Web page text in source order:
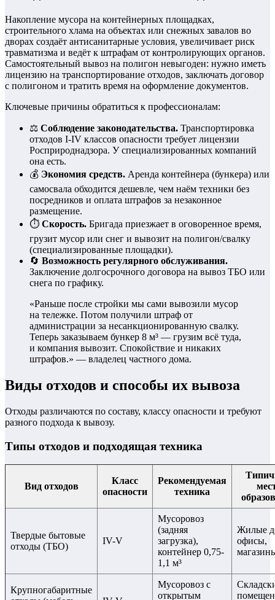
Накопление мусора на контейнерных площадках,
строительного хлама на объектах или снежных завалов во
дворах создаёт антисанитарные условия, увеличивает риск
травматизма и ведёт к штрафам от контролирующих органов.
Самостоятельный вывоз на полигон невыгоден: нужно иметь
лицензию на транспортирование отходов, заключать договор
с полигоном и тратить время на оформление документов.
Ключевые причины обратиться к профессионалам:
⚖️ Соблюдение законодательства. Транспортировка
отходов I-IV классов опасности требует лицензии
Росприроднадзора. У специализированных компаний
она есть.
💰 Экономия средств. Аренда контейнера (бункера) или
самосвала обходится дешевле, чем наём техники без
посредников и оплата штрафов за незаконное
размещение.
⏱️ Скорость. Бригада приезжает в оговоренное время,
грузит мусор или снег и вывозит на полигон/свалку
(специализированные площадки).
🔄 Возможность регулярного обслуживания.
Заключение долгосрочного договора на вывоз ТБО или
снега по графику.
«Раньше после стройки мы сами вывозили мусор
на тележке. Потом получили штраф от
администрации за несанкционированную свалку.
Теперь заказываем бункер 8 м³ — грузим всё туда,
и компания вывозит. Спокойствие и никаких
штрафов.» — владелец частного дома.
Виды отходов и способы их вывоза
Отходы различаются по составу, классу опасности и требуют
разного подхода к вывозу.
Типы отходов и подходящая техника
Вид отходов
Класс
опасности
Рекомендуемая
техника
Твердые бытовые
отходы (ТБО)
IV-V
Мусоровоз
(задняя
загрузка),
контейнер 0,75-
1,1 м³
Жилые
офисы,
Крупногабаритные
Мусоровоз с
открытым